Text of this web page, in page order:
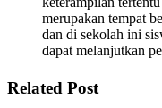
merupakan tempat
dan di sekolah ini
dapat melanjutkan
Related Post